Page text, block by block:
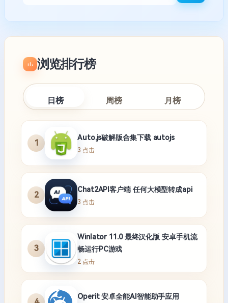
浏览排行榜
日榜 周榜 月榜
1
Auto.js破解版合集下载 autojs
3 点击
2
Chat2API客户端 任何大模型转成api
3 点击
3
Winlator 11.0 最终汉化版 安卓手机流
畅运行PC游戏
2 点击
Operit 安卓全能AI智能助手应用